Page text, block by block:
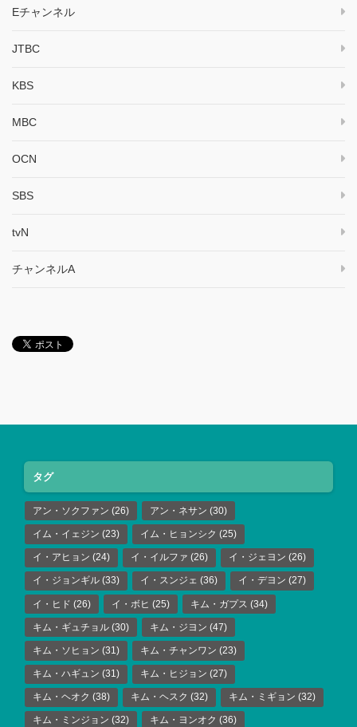
Eチャンネル
JTBC
KBS
MBC
OCN
SBS
tvN
チャンネルA
タグ
アン・ソクファン (26) アン・ネサン (30)
イム・イェジン (23) イム・ヒョンシク (25)
イ・アヒョン (24) イ・イルファ (26) イ・ジェヨン (26)
イ・ジョンギル (33) イ・スンジェ (36) イ・デヨン (27)
イ・ヒド (26) イ・ボヒ (25) キム・ガプス (34)
キム・ギュチョル (30) キム・ジヨン (47)
キム・ソヒョン (31) キム・チャンワン (23)
キム・ハギュン (31) キム・ヒジョン (27)
キム・ヘオク (38) キム・ヘスク (32) キム・ミギョン (32)
キム・ミンジョン (32) キム・ヨンオク (36)